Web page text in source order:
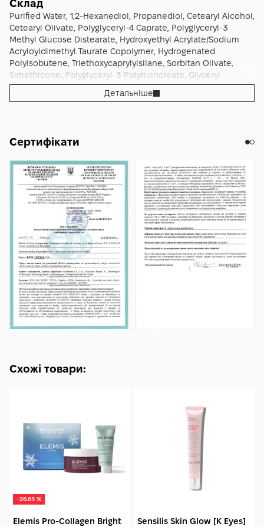
Склад
Purified Water, 1,2-Hexanediol, Propanediol, Cetearyl Alcohol,
Cetearyl Olivate, Polyglyceryl-4 Caprate, Polyglyceryl-3
Methyl Glucose Distearate, Hydroxyethyl Acrylate/Sodium
Acryloyldimethyl Taurate Copolymer, Hydrogenated
Polyisobutene, Triethoxycaprylylsilane, Sorbitan Olivate,
Simethicone, Polyglyceryl-3 Polyricinoleate, Glyceryl
Stearate, Polyglyceryl-10 Laurate, Ethylhexyl Palmitate,
Sorbitan Isostearate, Hydroxyethyl Cellulose, Capryl
Capryloyloxypalmitamidoisopropanol, Leucine, Lysine,
Детальніше
Сертифікати
Схожі товари:
-26.63 %
Elemis Pro-Collagen Bright
Sensilis Skin Glow [K Eyes]